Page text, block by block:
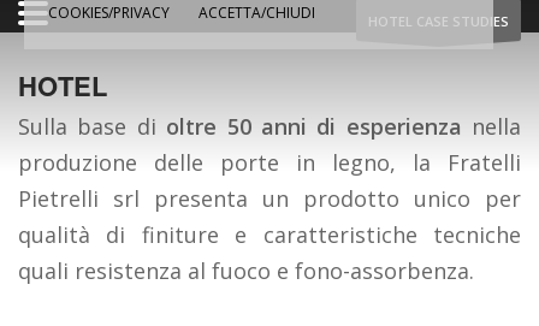
Fax +39.0721.854954
P.iva 02044740419
WEB NETWORK
pietrelliporte.it
porte-hotel.it
portereiperhotel.it
hoteldoors.us
HOTEL CASE STUDIES
HOTEL
Sulla base di oltre 50 anni di esperienza nella
produzione delle porte in legno, la Fratelli
Pietrelli srl presenta un prodotto unico per
qualità di finiture e caratteristiche tecniche
quali resistenza al fuoco e fono-assorbenza.
COOKIES/PRIVACY
ACCETTA/CHIUDI